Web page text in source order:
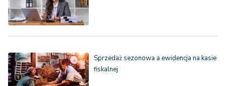
Sprzedaż sezonowa a ewidencja na kasie
fiskalnej